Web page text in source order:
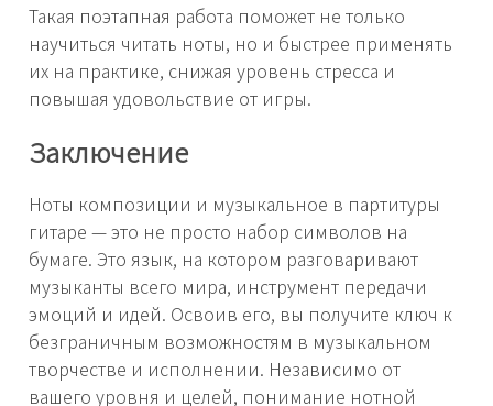
Такая поэтапная работа поможет не только
научиться читать ноты, но и быстрее применять
их на практике, снижая уровень стресса и
повышая удовольствие от игры.
Заключение
Ноты композиции и музыкальное в партитуры
гитаре — это не просто набор символов на
бумаге. Это язык, на котором разговаривают
музыканты всего мира, инструмент передачи
эмоций и идей. Освоив его, вы получите ключ к
безграничным возможностям в музыкальном
творчестве и исполнении. Независимо от
вашего уровня и целей, понимание нотной